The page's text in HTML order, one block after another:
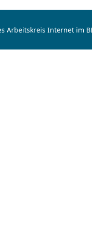
Arbeitskreis Internet im